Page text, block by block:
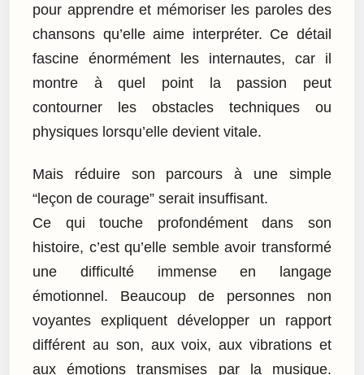
pour apprendre et mémoriser les paroles des
chansons qu’elle aime interpréter. Ce détail
fascine énormément les internautes, car il
montre à quel point la passion peut
contourner les obstacles techniques ou
physiques lorsqu’elle devient vitale.
Mais réduire son parcours à une simple
“leçon de courage” serait insuffisant.
Ce qui touche profondément dans son
histoire, c’est qu’elle semble avoir transformé
une difficulté immense en langage
émotionnel. Beaucoup de personnes non
voyantes expliquent développer un rapport
différent au son, aux voix, aux vibrations et
aux émotions transmises par la musique.